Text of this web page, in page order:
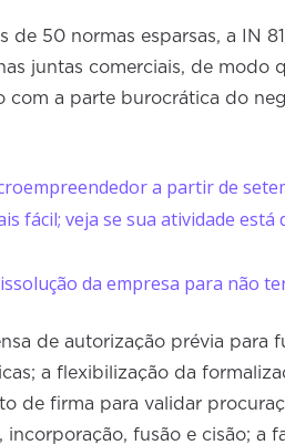
de 50 normas esparsas, a IN
juntas comerciais, de modo
com a parte burocrática do
a partir de
fácil; veja se sua atividade está
da empresa para não
de autorização prévia para
a flexibilização da
de firma para validar
fusão e cisão; a